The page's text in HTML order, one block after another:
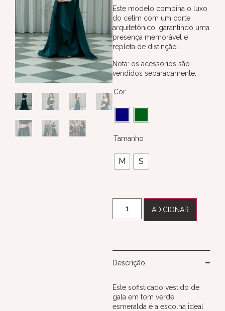
Este modelo combina o luxo
do cetim com um corte
arquitetônico, garantindo uma
presença memorável e
repleta de distinção.
Nota: os acessórios são
vendidos separadamente.
Cor
Tamanho
M S
ADICIONAR
Descrição
Este sofisticado vestido de
gala em tom verde
esmeralda é a escolha ideal